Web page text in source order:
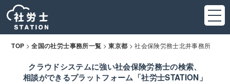
TOP >全国の社労士事務所一覧 >東京都 >社会保険労務士北井事務所
クラウドシステムに強い社会保険労務士の検索、
相談ができるプラットフォーム「社労士STATION」